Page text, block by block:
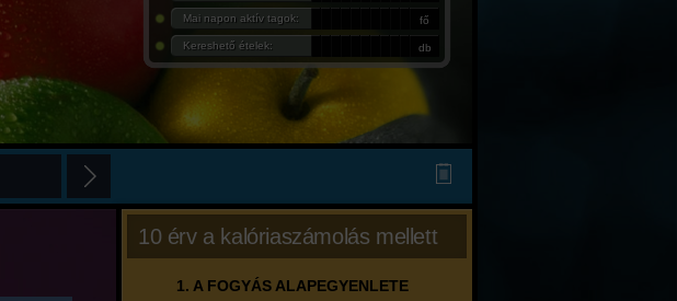
Mai napon aktív tagok: fő
Kereshető ételek: db
10 érv a kalóriaszámolás mellett
1. A FOGYÁS ALAPEGYENLETE